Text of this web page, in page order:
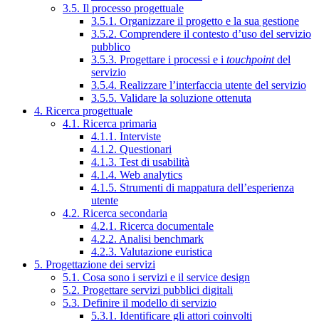
3.5. Il processo progettuale
3.5.1. Organizzare il progetto e la sua gestione
3.5.2. Comprendere il contesto d’uso del servizio
pubblico
3.5.3. Progettare i processi e i touchpointdel
servizio
3.5.4. Realizzare l’interfaccia utente del servizio
3.5.5. Validare la soluzione ottenuta
4. Ricerca progettuale
4.1. Ricerca primaria
4.1.1. Interviste
4.1.2. Questionari
4.1.3. Test di usabilità
4.1.4. Web analytics
4.1.5. Strumenti di mappatura dell’esperienza
utente
4.2. Ricerca secondaria
4.2.1. Ricerca documentale
4.2.2. Analisi benchmark
4.2.3. Valutazione euristica
5. Progettazione dei servizi
5.1. Cosa sono i servizi e il service design
5.2. Progettare servizi pubblici digitali
5.3. Definire il modello di servizio
5.3.1. Identificare gli attori coinvolti